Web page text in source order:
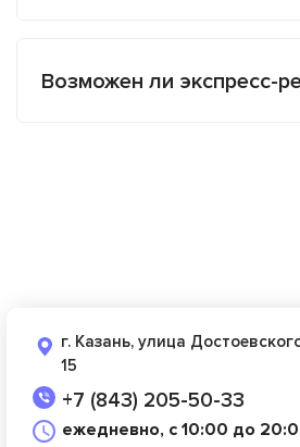
Возможен ли экспресс-
г. Казань, улица
15
+7 (843) 205-50-33
ежедневно, с 10:00 до